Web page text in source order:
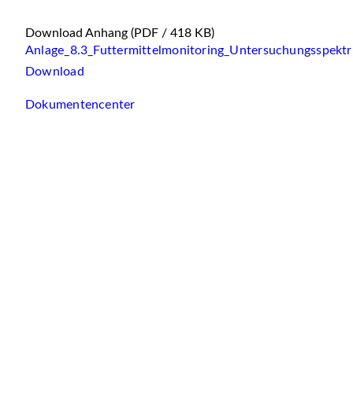
Download Anhang (PDF / 418 KB)
Download
Dokumentencenter